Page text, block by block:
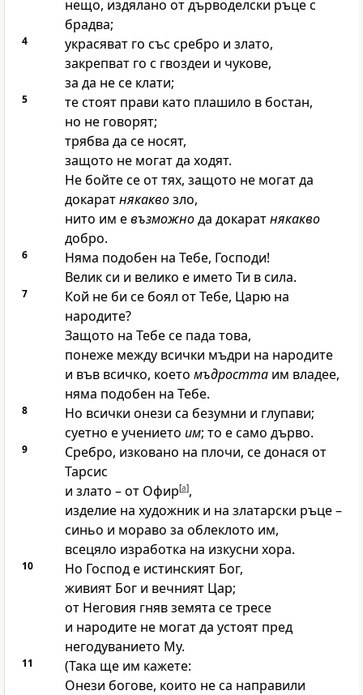
нещо, издялано от дърводелски ръце с
брадва;
4
украсяват го със сребро и злато,
закрепват го с гвоздеи и чукове,
за да не се клати;
5
те стоят прави като плашило в бостан,
но не говорят;
трябва да се носят,
защото не могат да ходят.
Не бойте се от тях, защото не могат да
докаратнякаквозло,
нито им евъзможнода докаратнякакво
добро.
6 Няма подобен на Тебе, Господи!
Велик си и велико е името Ти в сила.
7
Кой не би се боял от Тебе, Царю на
народите?
Защото на Тебе се пада това,
понеже между всички мъдри на народите
и във всичко, което мъдросттаим владее,
няма подобен на Тебе.
8
Но всички онези са безумни и глупави;
суетно е учението им; то е само дърво.
9
Сребро, изковано на плочи, се донася от
Тарсис
и злато – от Офир[a],
изделие на художник и на златарски ръце –
синьо и мораво за облеклото им,
всецяло изработка на изкусни хора.
10 Но Господе истинският Бог,
живият Бог и вечният Цар;
от Неговия гняв земята се тресе
и народите не могат да устоят пред
негодуванието Му.
11
(Така ще им кажете:
Онези богове, които не са направили